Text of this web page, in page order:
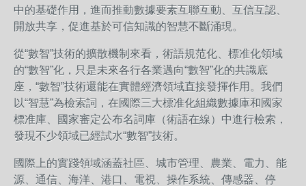
中的基礎作用，進而推動數據要素互聯互動、互信互認、
開放共享，促進基於可信知識的智慧不斷涌現。
從“數智”技術的擴散機制來看，術語規范化、標准化領域
的“數智”化，只是未來各行各業邁向“數智”化的共識底
座，“數智”技術還能在實體經濟領域直接發揮作用。我們
以“智慧”為檢索詞，在國際三大標准化組織數據庫和國家
標准庫、國家審定公布名詞庫（術語在線）中進行檢索，
發現不少領域已經試水“數智”技術。
國際上的實踐領域涵蓋社區、城市管理、農業、電力、能
源、通信、海洋、港口、電視、操作系統、傳感器、停